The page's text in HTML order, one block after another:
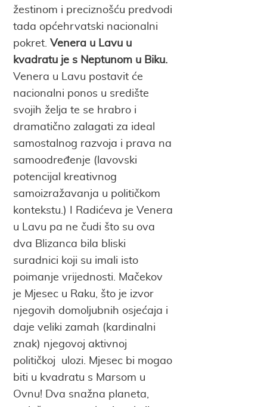
žestinom i preciznošću predvodi
tada općehrvatski nacionalni
pokret. Venera u Lavu u
kvadratu je s Neptunom u Biku.
Venera u Lavu postavit će
nacionalni ponos u središte
svojih želja te se hrabro i
dramatično zalagati za ideal
samostalnog razvoja i prava na
samoodređenje (lavovski
potencijal kreativnog
samoizražavanja u političkom
kontekstu.) I Radićeva je Venera
u Lavu pa ne čudi što su ova
dva Blizanca bila bliski
suradnici koji su imali isto
poimanje vrijednosti. Mačekov
je Mjesec u Raku, što je izvor
njegovih domoljubnih osjećaja i
daje veliki zamah (kardinalni
znak) njegovoj aktivnoj
političkoj ulozi. Mjesec bi mogao
biti u kvadratu s Marsom u
Ovnu! Dva snažna planeta,